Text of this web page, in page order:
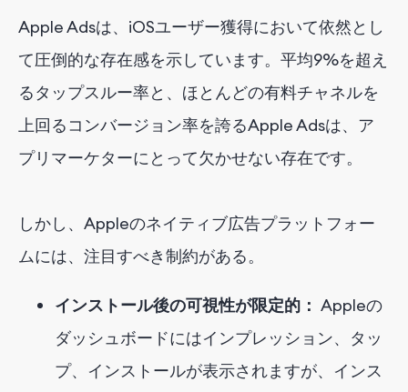
Apple Adsは、iOSユーザー獲得において依然とし
て圧倒的な存在感を示しています。平均9%を超え
るタップスルー率と、ほとんどの有料チャネルを
上回るコンバージョン率を誇るApple Adsは、ア
プリマーケターにとって欠かせない存在です。
しかし、Appleのネイティブ広告プラットフォー
ムには、注目すべき制約がある。
インストール後の可視性が限定的： Appleの
ダッシュボードにはインプレッション、タッ
プ、インストールが表示されますが、インス